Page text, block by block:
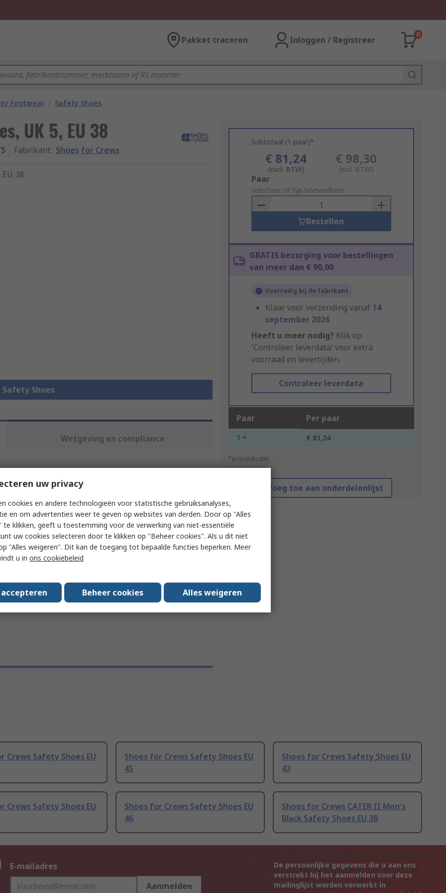
Pakket traceren Inloggen / Registreer
0
Footwear / Safety Shoes
UK 5, EU 38
Fabrikant: Shoes for Crews
Shoes
Subtotaal (1 paar)*
€ 81,24
(excl. BTW)
€ 98,30
(incl. BTW)
Add
to
Basket
Paar
selecteer of typ hoeveelheid
Bestellen
GRATIS bezorging voor bestellingen
van meer dan € 90,00
Voorradig bij de fabrikant
Klaar voor verzending vanaf 14
september 2026
Heeft u meer nodig? Klik op
'Controleer leverdata' voor extra
voorraad en levertijden.
Controleer leverdata
Paar Per paar
1 + € 81,24
*prijsindicatie
Voeg toe aan onderdelenlijst
Wetgeving en compliance
kenmerken te selecteren.
Waarde
Shoes for Crews
Type Safety Shoes
5
Approvals No
Crews Safety Shoes EU
Shoes for Crews Safety Shoes EU
45
Shoes for Crews Safety Shoes EU
43
Crews Safety Shoes EU
Shoes for Crews Safety Shoes EU
46
Shoes for Crews CATER II Men's
Black Safety Shoes EU 38
E-mailadres
Aanmelden
De persoonlijke gegevens die u aan ons
verstrekt bij het aanmelden voor deze
mailinglijst worden verwerkt in
uw privacy
cookies en andere technologieën voor statistische gebruiksanalyses,
en om advertenties weer te geven op websites van derden. Door op "Alles
te klikken, geeft u toestemming voor de verwerking van niet-essentiële
uw cookies selecteren door te klikken op "Beheer cookies". Als u dit niet
"Alles weigeren". Dit kan de toegang tot bepaalde functies beperken. Meer
u in ons cookiebeleid
Beheer cookies Alles weigeren